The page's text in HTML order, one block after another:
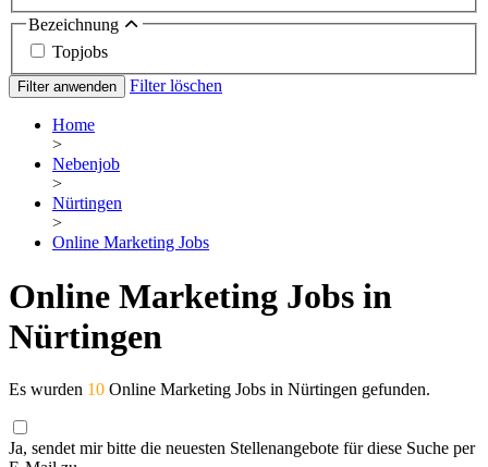
Bezeichnung
Topjobs
Filter anwenden Filter löschen
Home
>
Nebenjob
>
Nürtingen
>
Online Marketing Jobs
Online Marketing Jobs in
Nürtingen
Es wurden 10 Online Marketing Jobs in Nürtingen gefunden.
Ja, sendet mir bitte die neuesten Stellenangebote für diese Suche per